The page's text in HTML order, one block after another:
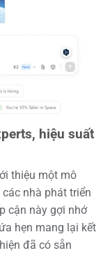
hiệu suất
thiệu một mô
các nhà phát triển
cận này gợi nhớ
hẹn mang lại kết
đã có sẵn